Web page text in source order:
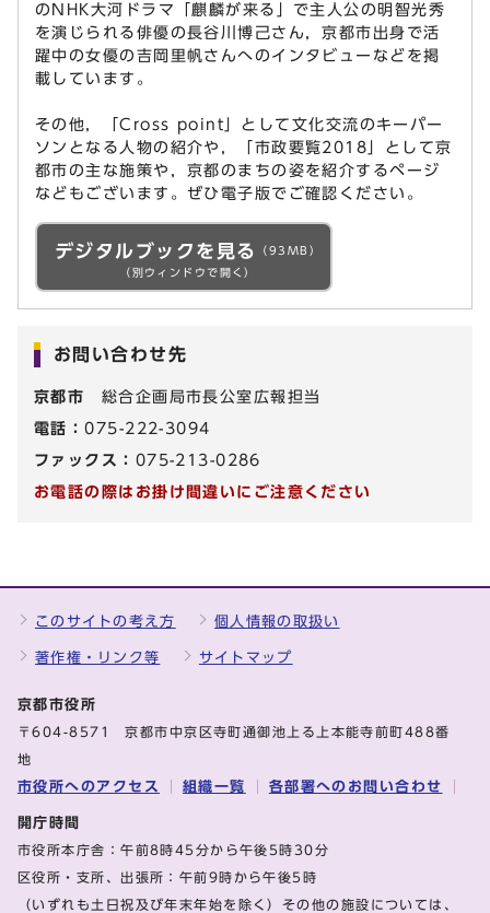
のNHK大河ドラマ「麒麟が来る」で主人公の明智光秀
を演じられる俳優の長谷川博己さん，京都市出身で活
躍中の女優の吉岡里帆さんへのインタビューなどを掲
載しています。
その他，「Cross point」として文化交流のキーパー
ソンとなる人物の紹介や，「市政要覧2018」として京
都市の主な施策や，京都のまちの姿を紹介するページ
などもございます。ぜひ電子版でご確認ください。
デジタルブックを見る
（93MB）
（別ウィンドウで開く）
お問い合わせ先
京都市 総合企画局市長公室広報担当
電話：075-222-3094
ファックス： 075-213-0286
お電話の際はお掛け間違いにご注意ください
このサイトの考え方 個人情報の取扱い
著作権・リンク等 サイトマップ
京都市役所
〒604-8571 京都市中京区寺町通御池上る上本能寺前町488番
地
市役所へのアクセス 組織一覧 各部署へのお問い合わせ
開庁時間
市役所本庁舎：午前8時45分から午後5時30分
区役所・支所、出張所：午前9時から午後5時
（いずれも土日祝及び年末年始を除く）その他の施設については、